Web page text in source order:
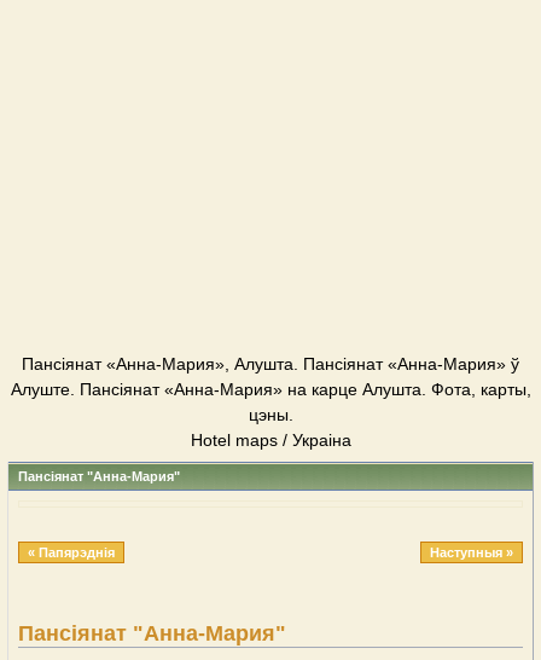
Пансіянат «Анна-Мария», Алушта. Пансіянат «Анна-Мария» ў
Алуште. Пансіянат «Анна-Мария» на карце Алушта. Фота, карты,
цэны.
Hotel maps / Украіна
Пансіянат "Анна-Мария"
« Папярэднія Наступныя »
Пансіянат "Анна-Мария"